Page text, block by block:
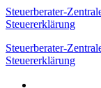
Steuerberater-
Steuererklärung
Steuerberater-
Steuererklärung